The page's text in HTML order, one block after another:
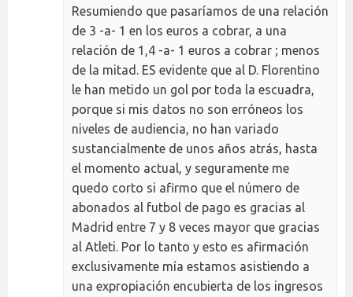
Resumiendo que pasaríamos de una relación
de 3 -a- 1 en los euros a cobrar, a una
relación de 1,4 -a- 1 euros a cobrar ; menos
de la mitad. ES evidente que al D. Florentino
le han metido un gol por toda la escuadra,
porque si mis datos no son erróneos los
niveles de audiencia, no han variado
sustancialmente de unos años atrás, hasta
el momento actual, y seguramente me
quedo corto si afirmo que el número de
abonados al futbol de pago es gracias al
Madrid entre 7 y 8 veces mayor que gracias
al Atleti. Por lo tanto y esto es afirmación
exclusivamente mía estamos asistiendo a
una expropiación encubierta de los ingresos